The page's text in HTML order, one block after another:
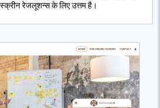
रेजलूशन्स के लिए उत्तम है।